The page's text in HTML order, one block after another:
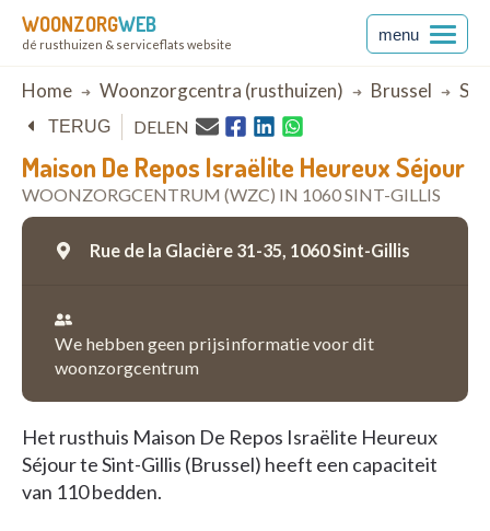
WOONZORGWEB
dé rusthuizen & serviceflats website
menu
Breadcrumb
Home Woonzorgcentra (rusthuizen) Brussel
Maison De Repos Israëlite Heureux Séjour
WOONZORGCENTRUM (WZC) IN 1060 SINT-GILLIS
TERUG DELEN
Rue de la Glacière 31-35, 1060 Sint-Gillis
We hebben geen prijsinformatie voor dit
woonzorgcentrum
Het rusthuis Maison De Repos Israëlite Heureux
Séjour te Sint-Gillis (Brussel) heeft een capaciteit
van 110 bedden.